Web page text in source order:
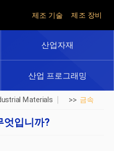
제조 기술 제조 장비
산업자재
산업 프로그래밍
Materials >> 금속
엇입니까?